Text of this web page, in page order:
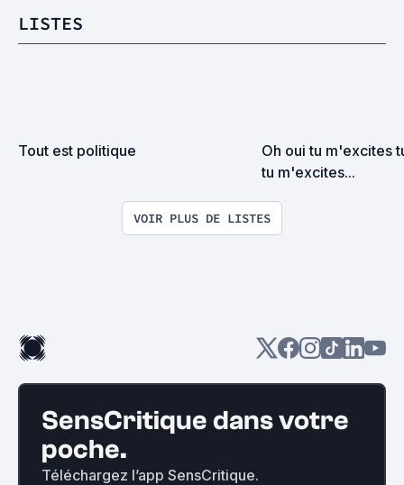
LISTES
Tout est politique
Oh oui tu m'excites
tu m'excites...
VOIR PLUS DE LISTES
SensCritique dans votre
poche.
Téléchargez l’app SensCritique.